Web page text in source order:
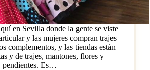
en Sevilla donde la gente se viste
y las mujeres compran trajes
complementos, y las tiendas están
y de trajes, mantones, flores y
pendientes. Es…